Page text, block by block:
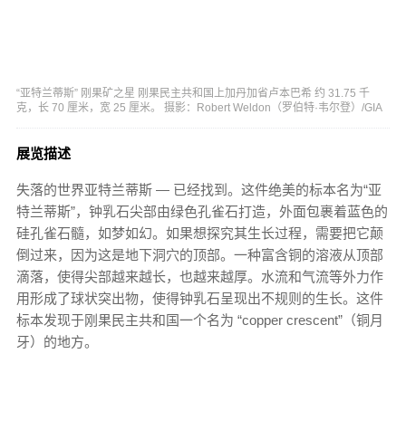
“亚特兰蒂斯” 刚果矿之星 刚果民主共和国上加丹加省卢本巴希 约 31.75 千
克，长 70 厘米，宽 25 厘米。 摄影：Robert Weldon（罗伯特·韦尔登）/GIA
展览描述
失落的世界亚特兰蒂斯 — 已经找到。这件绝美的标本名为“亚
特兰蒂斯”，钟乳石尖部由绿色孔雀石打造，外面包裹着蓝色的
硅孔雀石髓，如梦如幻。如果想探究其生长过程，需要把它颠
倒过来，因为这是地下洞穴的顶部。一种富含铜的溶液从顶部
滴落，使得尖部越来越长，也越来越厚。水流和气流等外力作
用形成了球状突出物，使得钟乳石呈现出不规则的生长。这件
标本发现于刚果民主共和国一个名为 “copper crescent”（铜月
牙）的地方。